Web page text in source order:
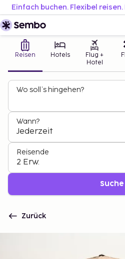
Einfach buchen. Flexibel
Reisen Hotels
Flug +
Hotel
Wo soll’s hingehen?
Wann?
Jederzeit
Reisende
2 Erw.
Suche
Zurück